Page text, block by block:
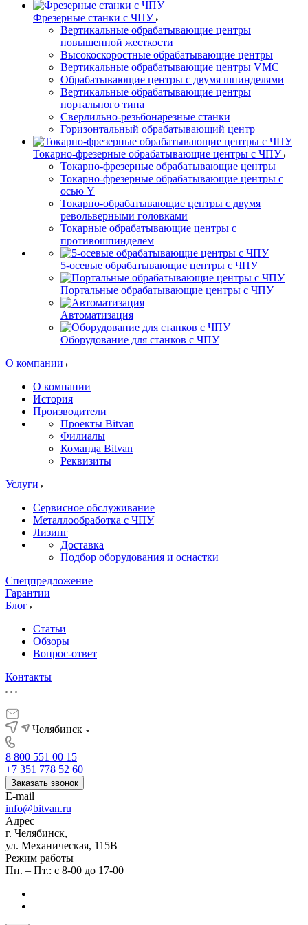
Фрезерные станки с ЧПУ
Вертикальные обрабатывающие центры
повышенной жесткости
Высокоскоростные обрабатывающие центры
Вертикальные обрабатывающие центры VMC
Обрабатывающие центры с двумя шпинделями
Вертикальные обрабатывающие центры
портального типа
Сверлильно-резьбонарезные станки
Горизонтальный обрабатывающий центр
Токарно-фрезерные обрабатывающие центры с ЧПУ
Токарно-фрезерные обрабатывающие центры
Токарно-фрезерные обрабатывающие центры с
осью Y
Токарно-обрабатывающие центры c двумя
револьверными головками
Токарные обрабатывающие центры с
противошпинделем
5-осевые обрабатывающие центры с ЧПУ
Портальные обрабатывающие центры с ЧПУ
Автоматизация
Оборудование для станков с ЧПУ
О компании
О компании
История
Производители
Проекты Bitvan
Филиалы
Команда Bitvan
Реквизиты
Услуги
Сервисное обслуживание
Металлообработка с ЧПУ
Лизинг
Доставка
Подбор оборудования и оснастки
Спецпредложение
Гарантии
Блог
Статьи
Обзоры
Вопрос-ответ
Контакты
Челябинск
8 800 551 00 15
+7 351 778 52 60
Заказать звонок
E-mail
info@bitvan.ru
Адрес
г. Челябинск,
ул. Механическая, 115В
Режим работы
Пн. – Пт.: с 8-00 до 17-00